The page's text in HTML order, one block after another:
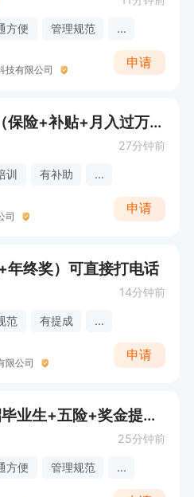
方便 管理规范 ...
技有限公司
申请
销售经理/业务经理（保险+补贴+月入过万+包食宿）
27分钟前
训 有补助 ...
司
申请
终奖）可直接打电话
14分钟前
范 有提成 ...
限公司
申请
LED屏业务经理（招毕业生+五险+奖金提成+培训+节日福利）
25分钟前
方便 管理规范 ...